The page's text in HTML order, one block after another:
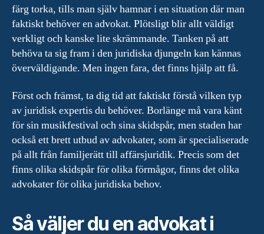
färg torka, tills man själv hamnar i en situation där man
faktiskt behöver en advokat. Plötsligt blir allt väldigt
verkligt och kanske lite skrämmande. Tanken på att
behöva ta sig fram i den juridiska djungeln kan kännas
överväldigande. Men ingen fara, det finns hjälp att få.
Först och främst, ta dig tid att faktiskt förstå vilken typ
av juridisk expertis du behöver. Borlänge må vara känt
för sin musikfestival och sina skidspår, men staden har
också ett brett utbud av advokater, som är specialiserade
på allt från familjerätt till affärsjuridik. Precis som det
finns olika skidspår för olika förmågor, finns det olika
advokater för olika juridiska behov.
Så väljer du en advokat i